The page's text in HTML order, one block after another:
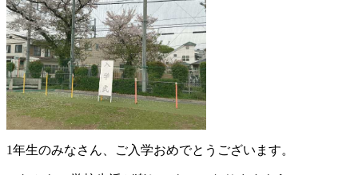
1年生のみなさん、ご入学おめでとうございます。